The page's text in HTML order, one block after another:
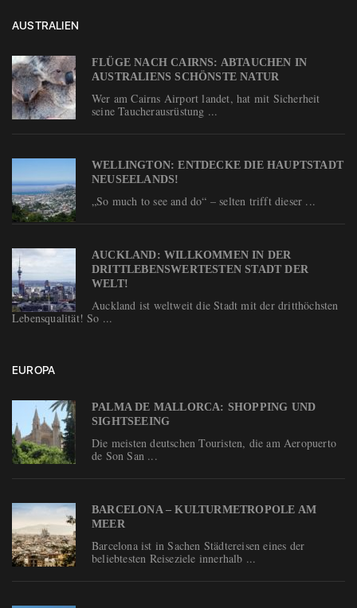
AUSTRALIEN
FLÜGE NACH CAIRNS: ABTAUCHEN IN
AUSTRALIENS SCHÖNSTE NATUR
Wer am Cairns Airport landet, hat mit Sicherheit
seine Taucherausrüstung ...
WELLINGTON: ENTDECKE DIE HAUPTSTADT
NEUSEELANDS!
„So much to see and do“ – selten trifft dieser ...
AUCKLAND: WILLKOMMEN IN DER
DRITTLEBENSWERTESTEN STADT DER
WELT!
Auckland ist weltweit die Stadt mit der dritthöchsten
Lebensqualität! So ...
EUROPA
PALMA DE MALLORCA: SHOPPING UND
SIGHTSEEING
Die meisten deutschen Touristen, die am Aeropuerto
de Son San ...
BARCELONA – KULTURMETROPOLE AM
MEER
Barcelona ist in Sachen Städtereisen eines der
beliebtesten Reiseziele innerhalb ...